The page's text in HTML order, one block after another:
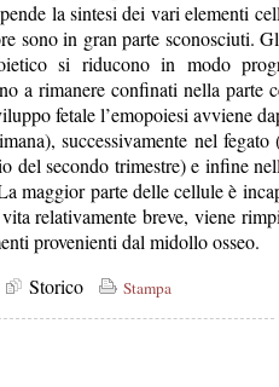
la sintesi dei vari elementi
sono in gran parte sconosciuti.
si riducono in modo
a rimanere confinati nella parte
fetale l’emopoiesi avviene
successivamente nel fegato
del secondo trimestre) e infine
maggior parte delle cellule è
relativamente breve, viene
provenienti dal midollo osseo.
Storico Stampa